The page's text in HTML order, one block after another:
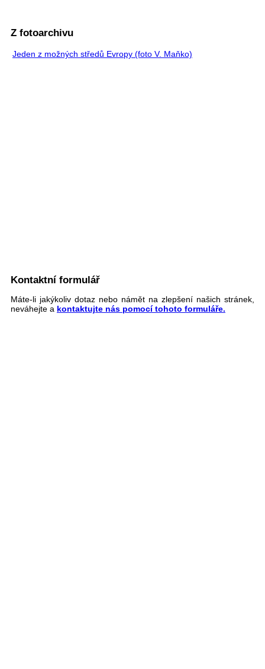
Z fotoarchivu
Jeden z možných středů Evropy (foto V. Maňko)
Kontaktní formulář
Máte-li jakýkoliv dotaz nebo námět na zlepšení našich stránek,
neváhejte a kontaktujte nás pomocí tohoto formuláře.